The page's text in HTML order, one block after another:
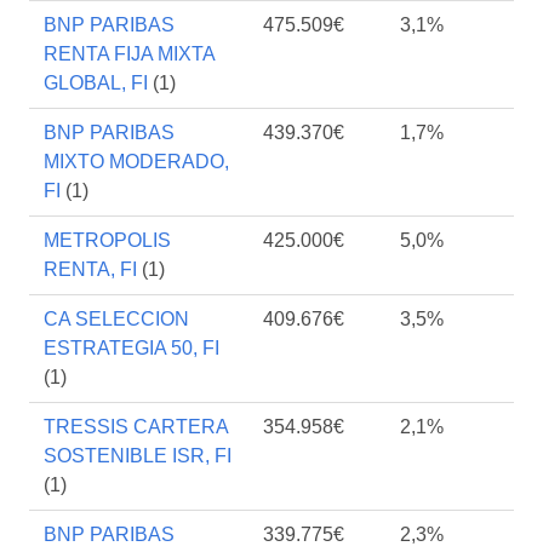
BNP PARIBAS
RENTA FIJA MIXTA
GLOBAL, FI (1)
475.509€ 3,1%
BNP PARIBAS
MIXTO MODERADO,
FI (1)
439.370€ 1,7%
METROPOLIS
RENTA, FI (1)
425.000€ 5,0%
CA SELECCION
ESTRATEGIA 50, FI
(1)
409.676€ 3,5%
TRESSIS CARTERA
SOSTENIBLE ISR, FI
(1)
354.958€ 2,1%
BNP PARIBAS
339.775€ 2,3%